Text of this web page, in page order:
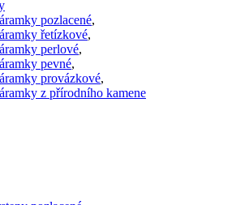
pozlacené,
řetízkové,
perlové,
pevné,
provázkové,
z přírodního kamene